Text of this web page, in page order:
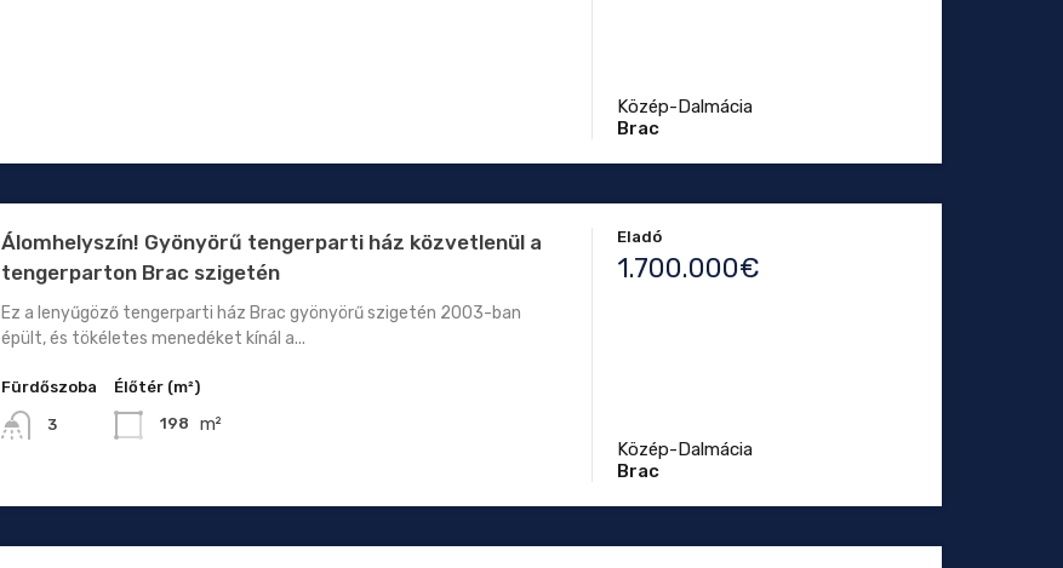
Közép-Dalmácia
Brac
Álomhelyszín! Gyönyörű tengerparti ház közvetlenül a
tengerparton Brac szigetén
Ez a lenyűgöző tengerparti ház Brac gyönyörű szigetén 2003-ban
épült, és tökéletes menedéket kínál a...
Fürdőszoba
3
Élőtér (m²)
198 m²
Eladó
1.700.000€
Közép-Dalmácia
Brac